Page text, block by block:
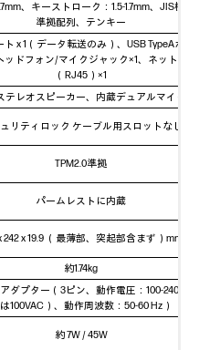
、キーストローク：1.5-1.7mm、JIS標
準拠配列、テンキー
ト x 1（データ転送のみ）、USB TypeAポー
ッドフォン/マイクジャック×1、ネットワ
（RJ45）×1
テレオスピーカー、内蔵デュアルマイク
リティロック ケーブル用スロットなし
TPM2.0準拠
パームレストに内蔵
242 x 19.9 （最薄部、突起部含まず）mm
約1.74kg
ダプター（3ピン、動作電圧：100-240
は100VAC）、動作周波数：50-60 Hz）
約 7W / 45W